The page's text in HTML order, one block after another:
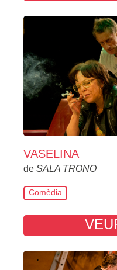
VASELINA
de SALA TRONO
Comèdia